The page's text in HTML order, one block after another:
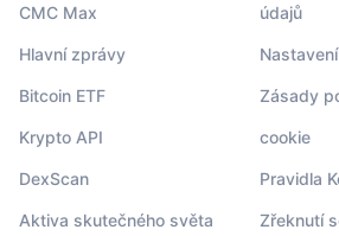
CMC Max
Hlavní zprávy
Bitcoin ETF
Krypto API
DexScan
Aktiva skutečného světa
údajů
Zásady
cookie
Pravidla
Zřeknutí